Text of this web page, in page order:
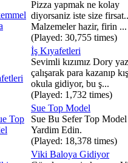
Pizza yapmak ne kolay
diyorsaniz iste size
Malzemeler hazir, firin ...
(Played: 30,755 times)
İş Kıyafetleri
Sevimli kızımız Dory
çalışarak para kazanıp
okula gidiyor, bu ş...
(Played: 1,732 times)
Sue Top Model
Sue Bu Sefer Top
Yardim Edin.
(Played: 18,378 times)
Viki Baloya Gidiyor